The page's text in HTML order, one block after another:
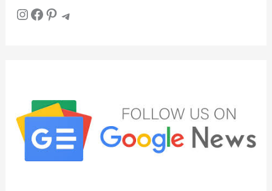
InstagramFacebook Pinterest Telegram